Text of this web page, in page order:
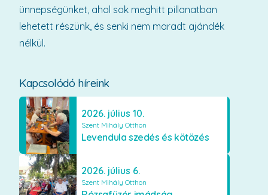
Kapcsolódó híreink
2026. július 10.
Szent Mihály Otthon
Levendula szedés és kötözés
2026. július 6.
Szent Mihály Otthon
ünnepségünket, ahol sok meghitt pillanatban
lehetett részünk, és senki nem maradt ajándék
nélkül.